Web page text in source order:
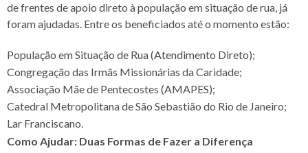
de frentes de apoio direto à população em situação de rua, já
foram ajudadas. Entre os beneficiados até o momento estão:
População em Situação de Rua (Atendimento Direto);
Congregação das Irmãs Missionárias da Caridade;
Associação Mãe de Pentecostes (AMAPES);
Catedral Metropolitana de São Sebastião do Rio de Janeiro;
Lar Franciscano.
Como Ajudar: Duas Formas de Fazer a Diferença